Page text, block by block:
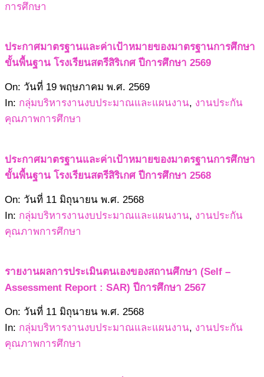
19
การศึกษา
ประกาศมาตรฐานและค่าเป้าหมายของมาตรฐานการศึกษา
ขั้นพื้นฐาน โรงเรียนสตรีสิริเกศ ปีการศึกษา 2569
2569-
05-
19
On: วันที่ 19 พฤษภาคม พ.ศ. 2569
In: กลุ่มบริหารงานงบประมาณและแผนงาน, งานประกัน
คุณภาพการศึกษา
ประกาศมาตรฐานและค่าเป้าหมายของมาตรฐานการศึกษา
ขั้นพื้นฐาน โรงเรียนสตรีสิริเกศ ปีการศึกษา 2568
2568-
06-
11
On: วันที่ 11 มิถุนายน พ.ศ. 2568
In: กลุ่มบริหารงานงบประมาณและแผนงาน, งานประกัน
คุณภาพการศึกษา
รายงานผลการประเมินตนเองของสถานศึกษา (Self –
Assessment Report : SAR) ปีการศึกษา 2567
2568-
06-
11
On: วันที่ 11 มิถุนายน พ.ศ. 2568
In: กลุ่มบริหารงานงบประมาณและแผนงาน, งานประกัน
คุณภาพการศึกษา